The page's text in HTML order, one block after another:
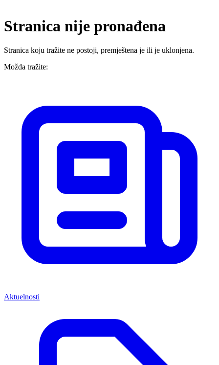
Stranica nije pronađena
Stranica koju tražite ne postoji, premještena je ili je uklonjena.
Možda tražite:
Aktuelnosti